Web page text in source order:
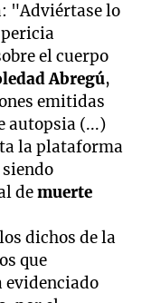
"Adviértase lo
el cuerpo
Abregú,
emitidas
autopsia (...)
la plataforma
demuerte
dichos de la
que
evidenciado